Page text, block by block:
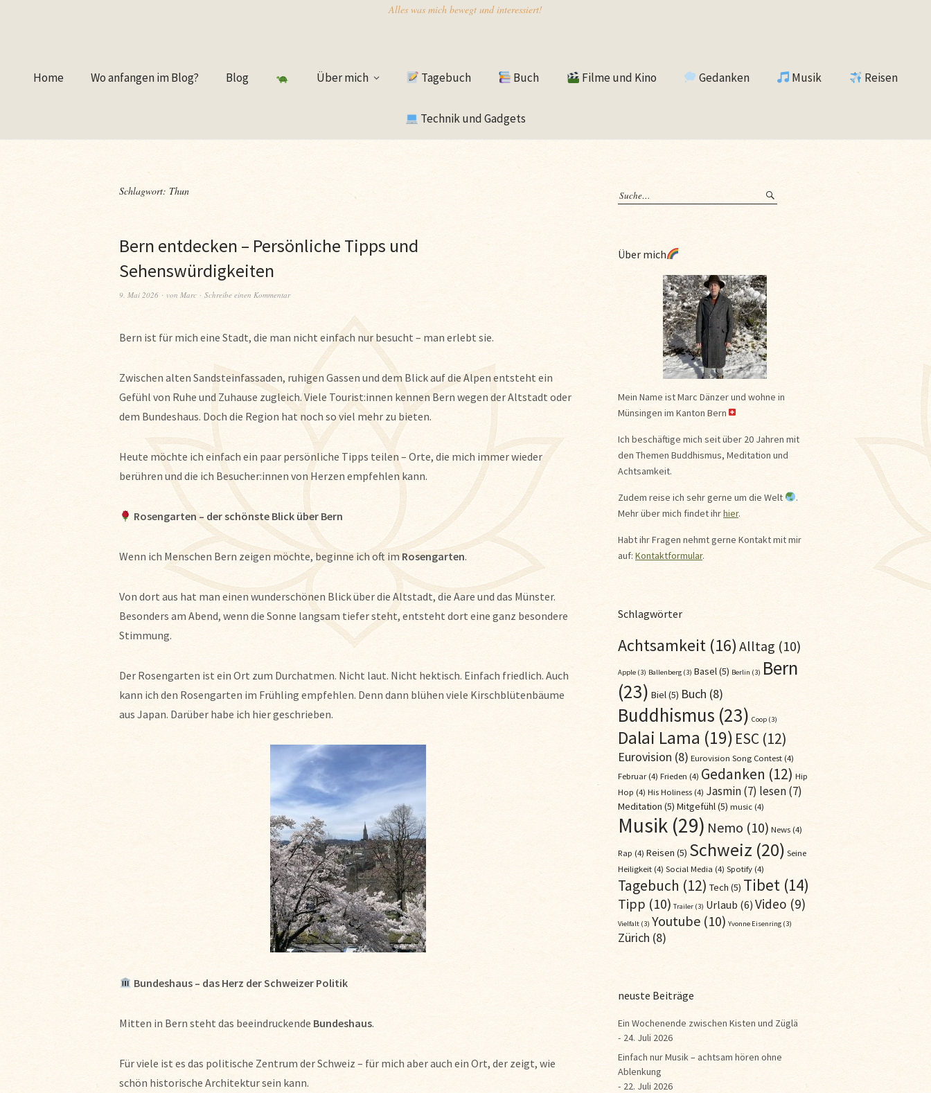
Alles was mich bewegt und interessiert!
Home Wo anfangen im Blog? Blog Über mich Tagebuch Buch Filme und Kino Gedanken Musik Reisen
Technik und Gadgets
Schlagwort: Thun
Bern entdecken – Persönliche Tipps und
Sehenswürdigkeiten
9. Mai 2026 von Marc Schreibe einen Kommentar
Bern ist für mich eine Stadt, die man nicht einfach nur besucht – man erlebt sie.
Zwischen alten Sandsteinfassaden, ruhigen Gassen und dem Blick auf die Alpen entsteht ein
Gefühl von Ruhe und Zuhause zugleich. Viele Tourist:innen kennen Bern wegen der Altstadt oder
dem Bundeshaus. Doch die Region hat noch so viel mehr zu bieten.
Heute möchte ich einfach ein paar persönliche Tipps teilen – Orte, die mich immer wieder
berühren und die ich Besucher:innen von Herzen empfehlen kann.
Rosengarten – der schönste Blick über Bern
Wenn ich Menschen Bern zeigen möchte, beginne ich oft imRosengarten.
Von dort aus hat man einen wunderschönen Blick über die Altstadt, die Aare und das Münster.
Besonders am Abend, wenn die Sonne langsam tiefer steht, entsteht dort eine ganz besondere
Stimmung.
Der Rosengarten ist ein Ort zum Durchatmen. Nicht laut. Nicht hektisch. Einfach friedlich. Auch
kann ich den Rosengarten im Frühling empfehlen. Denn dann blühen viele Kirschblütenbäume
aus Japan. Darüber habe ich hier geschrieben.
Bundeshaus – das Herz der Schweizer Politik
Mitten in Bern steht das beeindruckende Bundeshaus.
Für viele ist es das politische Zentrum der Schweiz – für mich aber auch ein Ort, der zeigt, wie
schön historische Architektur sein kann.
Über mich
Mein Name ist Marc Dänzer und wohne in
Münsingen im Kanton Bern
Ich beschäftige mich seit über 20 Jahren mit
den Themen Buddhismus, Meditation und
Achtsamkeit.
Zudem reise ich sehr gerne um die Welt
.
Mehr über mich findet ihrhier.
Habt ihr Fragen nehmt gerne Kontakt mit mir
auf: Kontaktformular.
Schlagwörter
Achtsamkeit (16) Alltag (10)
Apple (3) Ballenberg (3) Basel (5) Berlin (3) Bern
(23) Biel (5) Buch (8)
Buddhismus (23) Coop (3)
Dalai Lama (19) ESC (12)
Eurovision (8) Eurovision Song Contest(4)
Februar(4) Frieden (4) Gedanken (12) Hip
Hop (4) His Holiness (4) Jasmin(7) lesen(7)
Meditation (5) Mitgefühl (5) music (4)
Musik (29) Nemo (10) News(4)
Rap (4) Reisen (5) Schweiz (20) Seine
Heiligkeit(4) Social Media (4) Spotify (4)
Tagebuch (12) Tech (5) Tibet (14)
Tipp (10) Trailer (3) Urlaub (6) Video (9)
Vielfalt (3) Youtube (10) Yvonne Eisenring (3)
Zürich (8)
neuste Beiträge
Ein Wochenende zwischen Kisten und Züglä
24. Juli 2026
Einfach nur Musik – achtsam hören ohne
Ablenkung
22. Juli 2026